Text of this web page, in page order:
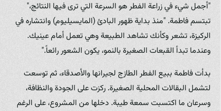
"أجمل شيء في زراعة الفطر هو السرعة التي ترى فيها النتائج،"
تبتسم فاطمة. "منذ بداية ظهور البادئ (المايسيليوم) وانتشاره في
الركيزة، تشعر وكأنك تشاهد الطبيعة وهي تعمل أمام عينيك.
وعندما تبدأ القبعات الصغيرة بالنمو، يكون الشعور رائعاً."
بدأت فاطمة ببيع الفطر الطازج لجيرانها والأصدقاء، ثم توسعت
لتشمل البقالات المحلية الصغيرة. ركزت على الجودة والنظافة،
وسرعان ما اكتسبت سمعة طيبة. دخلها من المشروع، على الرغم